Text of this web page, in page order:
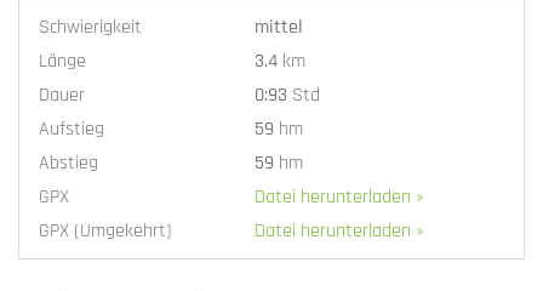
Schwierigkeit
mittel
Länge
3.4 km
Dauer
0:93 Std
Aufstieg
59 hm
Abstieg
59 hm
GPX
Datei herunterladen »
GPX (Umgekehrt)
Datei herunterladen »